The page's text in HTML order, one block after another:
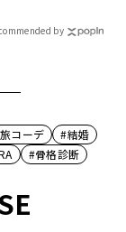
by
コーデ
#結婚
#骨格診断